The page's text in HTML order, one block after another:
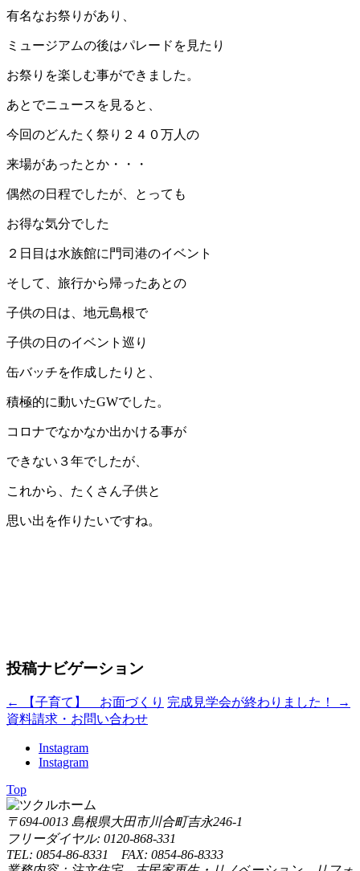
有名なお祭りがあり、
ミュージアムの後はパレードを見たり
お祭りを楽しむ事ができました。
あとでニュースを見ると、
今回のどんたく祭り２４０万人の
来場があったとか・・・
偶然の日程でしたが、とっても
お得な気分でした
２日目は水族館に門司港のイベント
そして、旅行から帰ったあとの
子供の日は、地元島根で
子供の日のイベント巡り
缶バッチを作成したりと、
積極的に動いたGWでした。
コロナでなかなか出かける事が
できない３年でしたが、
これから、たくさん子供と
思い出を作りたいですね。
投稿ナビゲーション
← 【子育て】 お面づくり 完成見学会が終わりました！
→
資料請求・お問い合わせ
Instagram
Instagram
Top
〒694-0013 島根県大田市川合町吉永246-1
フリーダイヤル: 0120-868-331
TEL: 0854-86-8331 FAX: 0854-86-8333